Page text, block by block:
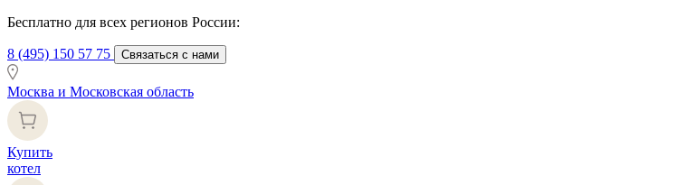
Бесплатно для всех регионов России:
8 (495) 150 57 75 Связаться с нами
Москва и Московская область
Купить
котел